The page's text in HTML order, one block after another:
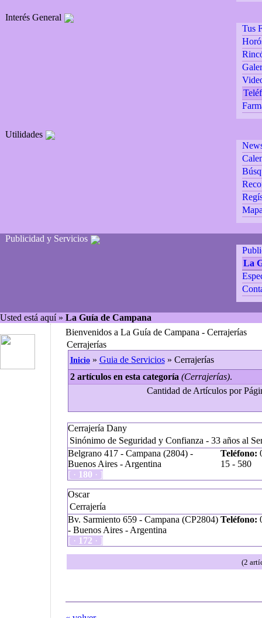
Interés General
Tus
Utilidades
Publicidad y Servicios
La
Usted está aquí » La Guía de Campana
Bienvenidos a La Guía de Campana - Cerrajerías
Cerrajerías
Inicio» Guia de Servicios» Cerrajerías
2 artículos en esta categoría (Cerrajerías).
Cantidad de Artículos por
Cerrajería Dany
Sinónimo de Seguridad y Confianza - 33 años al
Belgrano 417 - Campana (2804) -
Buenos Aires - Argentina
[ · 180 · ]
Teléfono:
15 - 580
Oscar
Cerrajería
Bv. Sarmiento 659 - Campana (CP2804)
- Buenos Aires - Argentina
[ · 172 · ]
Teléfono:
(2